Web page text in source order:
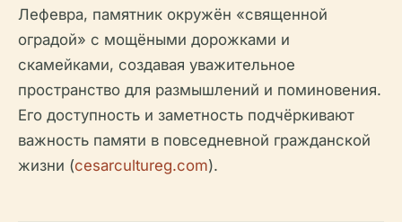
Лефевра, памятник окружён «священной
оградой» с мощёными дорожками и
скамейками, создавая уважительное
пространство для размышлений и поминовения.
Его доступность и заметность подчёркивают
важность памяти в повседневной гражданской
жизни (cesarcultureg.com).